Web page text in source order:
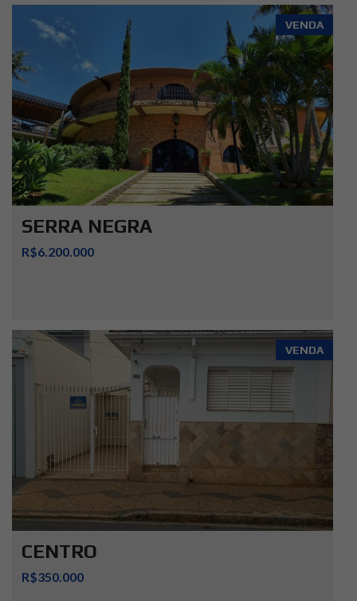
VENDA
SERRA NEGRA
R$6.200.000
VENDA
CENTRO
R$350.000